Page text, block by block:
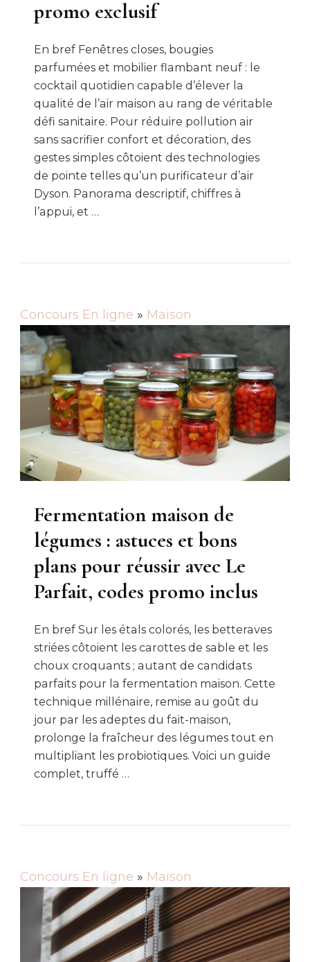
promo exclusif
En bref Fenêtres closes, bougies
parfumées et mobilier flambant neuf : le
cocktail quotidien capable d’élever la
qualité de l’air maison au rang de véritable
défi sanitaire. Pour réduire pollution air
sans sacrifier confort et décoration, des
gestes simples côtoient des technologies
de pointe telles qu’un purificateur d’air
Dyson. Panorama descriptif, chiffres à
l’appui, et …
Concours En ligne » Maison
Fermentation maison de
légumes : astuces et bons
plans pour réussir avec Le
Parfait, codes promo inclus
En bref Sur les étals colorés, les betteraves
striées côtoient les carottes de sable et les
choux croquants ; autant de candidats
parfaits pour la fermentation maison. Cette
technique millénaire, remise au goût du
jour par les adeptes du fait-maison,
prolonge la fraîcheur des légumes tout en
multipliant les probiotiques. Voici un guide
complet, truffé …
Concours En ligne » Maison